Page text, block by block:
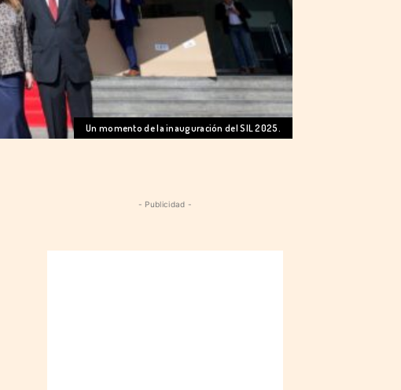
Un momento de la inauguración del SIL 2025.
- Publicidad -